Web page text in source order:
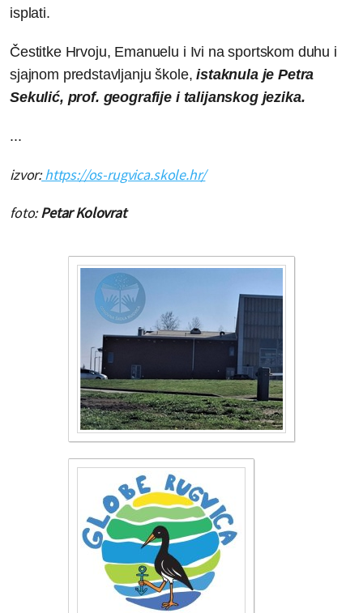
isplati.
Čestitke Hrvoju, Emanuelu i Ivi na sportskom duhu i
sjajnom predstavljanju škole,istaknula je Petra
Sekulić, prof. geografije i talijanskog jezika.
...
izvor:https://os-rugvica.skole.hr/
foto:Petar Kolovrat